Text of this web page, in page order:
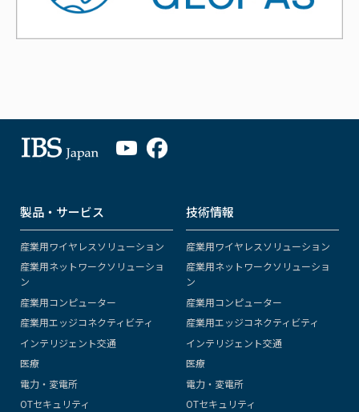
製品・サービス
産業用ワイヤレスソリューション
産業用ネットワークソリューショ
ン
産業用コンピューター
産業用エッジコネクティビティ
インテリジェント交通
医療
電力・変電所
OTセキュリティ
技術情報
産業用ワイヤレスソリューション
産業用ネットワークソリューショ
ン
産業用コンピューター
産業用エッジコネクティビティ
インテリジェント交通
医療
電力・変電所
OTセキュリティ